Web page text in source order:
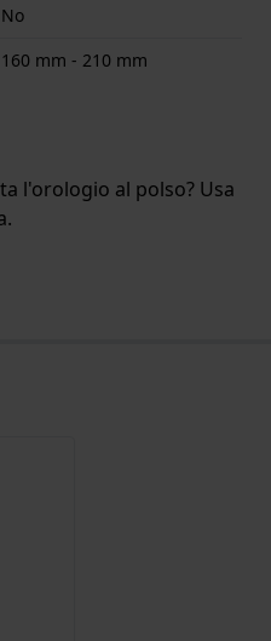
No
160 mm - 210 mm
l'orologio al polso? Usa